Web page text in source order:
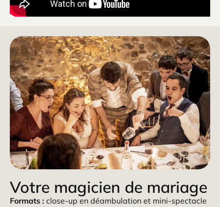
Votre magicien de mariage
Formats : close-up en déambulation et mini-spectacle